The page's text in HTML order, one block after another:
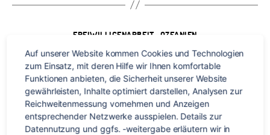
Kategorien
FREIWILLIGENARBEIT OZEANIEN
Sightseeing in Sydney:
Spazieren auf Straßen und
Stränden
Auf unserer Website kommen Cookies und Technologien
zum Einsatz, mit deren Hilfe wir Ihnen komfortable
Funktionen anbieten, die Sicherheit unserer Website
gewährleisten, Inhalte optimiert darstellen, Analysen zur
Reichweitenmessung vornehmen und Anzeigen
entsprechender Netzwerke ausspielen. Details zur
Datennutzung und ggfs. -weitergabe erläutern wir in